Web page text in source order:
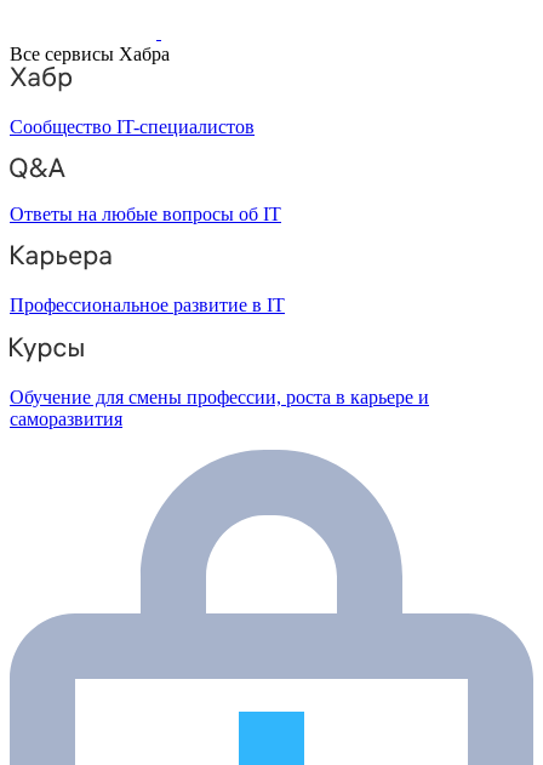
Все сервисы Хабра
Сообщество IT-специалистов
Ответы на любые вопросы об IT
Профессиональное развитие в IT
Обучение для смены профессии, роста в карьере и
саморазвития